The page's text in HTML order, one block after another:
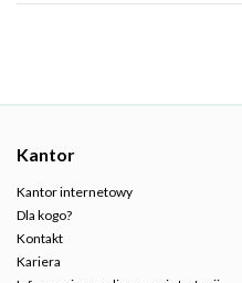
Kantor
Kantor internetowy
Dla kogo?
Kontakt
Kariera